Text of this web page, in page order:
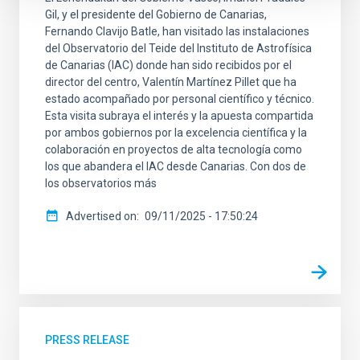
Gil, y el presidente del Gobierno de Canarias,
Fernando Clavijo Batle, han visitado las instalaciones
del Observatorio del Teide del Instituto de Astrofísica
de Canarias (IAC) donde han sido recibidos por el
director del centro, Valentín Martínez Pillet que ha
estado acompañado por personal científico y técnico.
Esta visita subraya el interés y la apuesta compartida
por ambos gobiernos por la excelencia científica y la
colaboración en proyectos de alta tecnología como
los que abandera el IAC desde Canarias. Con dos de
los observatorios más
Advertised on 09/11/2025 - 17:50:24
PRESS RELEASE